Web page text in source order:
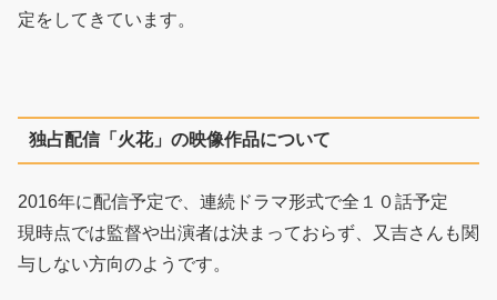
定をしてきています。
独占配信「火花」の映像作品について
2016年に配信予定で、連続ドラマ形式で全１０話予定
現時点では監督や出演者は決まっておらず、又吉さんも関
与しない方向のようです。